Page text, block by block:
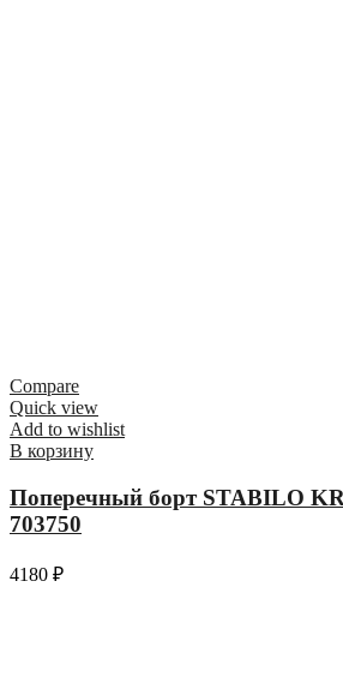
Compare
Quick view
Add to wishlist
В корзину
Поперечный борт STABILO
703750
4180 ₽